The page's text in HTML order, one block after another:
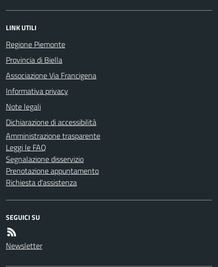
LINK UTILI
Regione Piemonte
Provincia di Biella
Associazione Via Francigena
Informativa privacy
Note legali
Dichiarazione di accessibilità
Amministrazione trasparente
Leggi le FAQ
Segnalazione disservizio
Prenotazione appuntamento
Richiesta d'assistenza
SEGUICI SU
Newsletter